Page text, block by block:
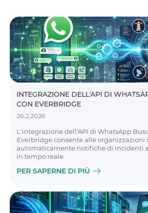
INTEGRAZIONE DELL'API DI
CON EVERBRIDGE
26.2.2026
L'integrazione dell'API di WhatsApp
Everbridge consente alle organizzazioni
automaticamente notifiche di incidenti
in tempo reale.
PER SAPERNE DI PIÙ